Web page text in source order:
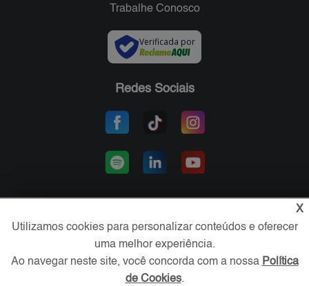
Trabalhe Conosco
Verificada por
Redes Sociais
Área exclusiva aos anunciantes,
acesse sua conta:
X
Utilizamos cookies para personalizar conteúdos e oferecer
uma melhor experiência.
Ao navegar neste site, você concorda com a nossa Política
de Cookies.